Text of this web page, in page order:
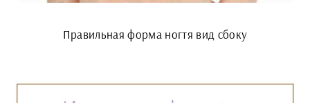
Правильная форма ногтя вид сбоку